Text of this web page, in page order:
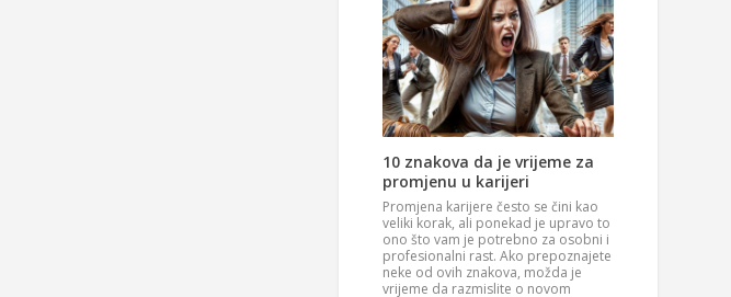
10 znakova da je vrijeme za
promjenu u karijeri
Promjena karijere često se čini kao
veliki korak, ali ponekad je upravo to
ono što vam je potrebno za osobni i
profesionalni rast. Ako prepoznajete
neke od ovih znakova, možda je
vrijeme da razmislite o novom